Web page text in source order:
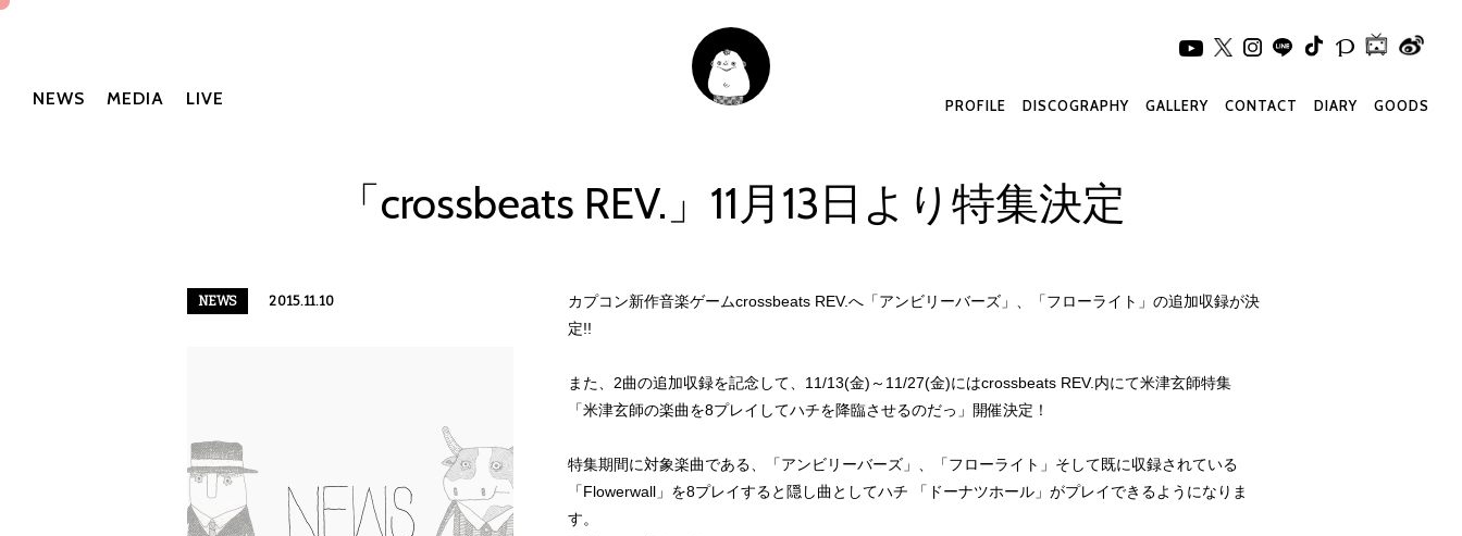
NEWS MEDIA LIVE GOODS
DIARY
CONTACT
GALLERY
DISCOGRAPHY
PROFILE
「crossbeats REV.」11月13日より特集決定
NEWS 2015.11.10
カプコン新作音楽ゲームcrossbeats REV.へ「アンビリーバーズ」、「フローライト」の追加収録が決
定!!
また、2曲の追加収録を記念して、11/13(金)～11/27(金)にはcrossbeats REV.内にて米津玄師特集
「米津玄師の楽曲を8プレイしてハチを降臨させるのだっ」開催決定！
特集期間に対象楽曲である、「アンビリーバーズ」、「フローライト」そして既に収録されている
「Flowerwall」を8プレイすると隠し曲としてハチ 「ドーナツホール」がプレイできるようになりま
す。